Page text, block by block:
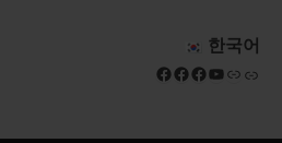
한국어
Facebook Facebook Facebook YouTube Link Link